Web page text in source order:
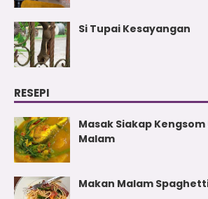
Si Tupai Kesayangan
RESEPI
Masak Siakap
Malam
Makan Malam